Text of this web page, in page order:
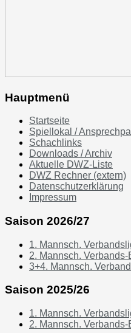
Hauptmenü
Startseite
Spiellokal /
Schachlinks
Downloads / Archiv
Aktuelle DWZ-Liste
DWZ Rechner (extern)
Datenschutzerklärung
Impressum
Saison 2026/27
1. Mannsch.
2. Mannsch.
3+4. Mannsch.
Saison 2025/26
1. Mannsch.
2. Mannsch.